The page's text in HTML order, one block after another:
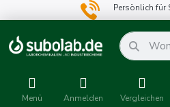
Persönlich für
Menü Anmelden Vergleichen